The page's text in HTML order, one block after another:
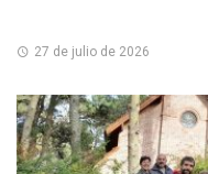
27 de julio de 2026